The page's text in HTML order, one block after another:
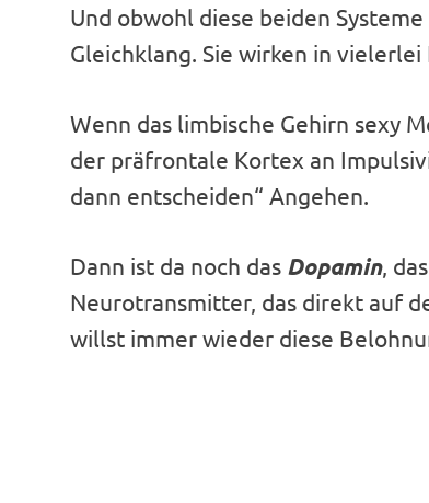
Und obwohl diese beiden
Gleichklang. Sie wirken in
Wenn das limbische Gehirn sexy
der präfrontale Kortex an
dann entscheiden“ Angehen.
Dann ist da noch das Dopamin,
Neurotransmitter, das direkt auf
willst immer wieder diese